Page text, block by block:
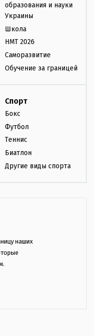
образования и науки
Украины
Школа
НМТ 2026
Саморазвитие
Обучение за границей
Спорт
Бокс
Футбол
Теннис
Биатлон
Другие виды спорта
наших